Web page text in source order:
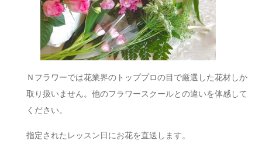
Ｎフラワーでは花業界のトッププロの目で厳選した花材しか
取り扱いません。他のフラワースクールとの違いを体感して
ください。
指定されたレッスン日にお花を直送します。